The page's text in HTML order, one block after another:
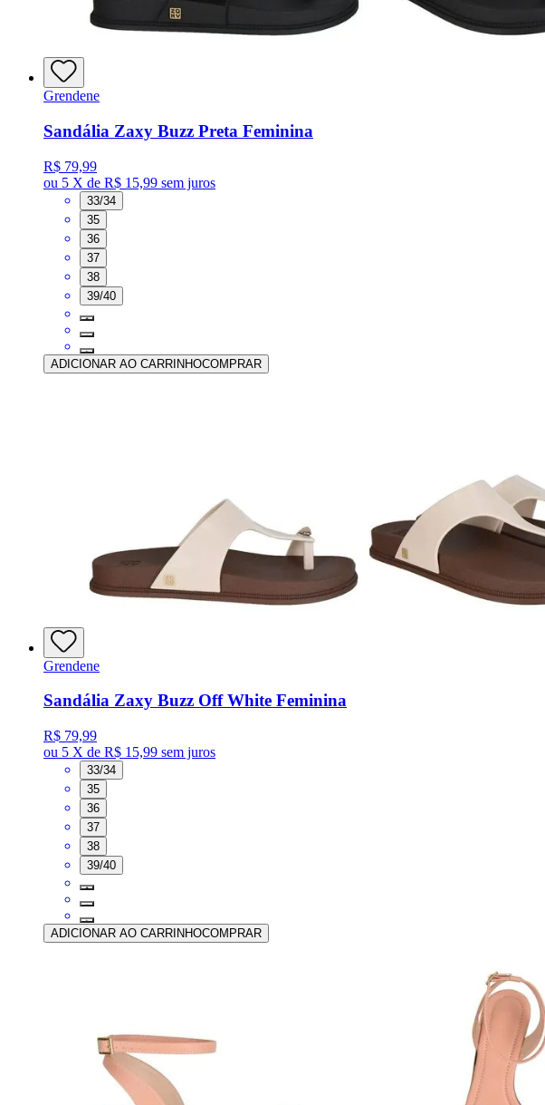
Grendene
Sandália Zaxy Buzz Preta Feminina
R$ 79,99
ou 5 X de R$ 15,99 sem juros
33/34
35
36
37
38
39/40
ADICIONAR AO CARRINHOCOMPRAR
Grendene
Sandália Zaxy Buzz Off White Feminina
R$ 79,99
ou 5 X de R$ 15,99 sem juros
33/34
35
36
37
38
39/40
ADICIONAR AO CARRINHOCOMPRAR